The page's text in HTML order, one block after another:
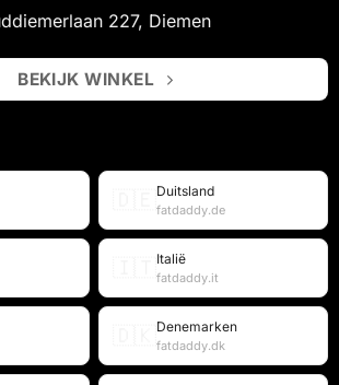
227, Diemen
BEKIJK WINKEL
Duitsland
fatdaddy.de
Italië
fatdaddy.it
Denemarken
fatdaddy.dk